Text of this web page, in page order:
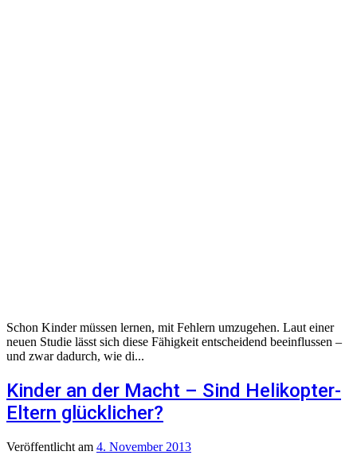
Schon Kinder müssen lernen, mit Fehlern umzugehen. Laut einer
neuen Studie lässt sich diese Fähigkeit entscheidend beeinflussen –
und zwar dadurch, wie di...
Kinder an der Macht – Sind Helikopter-
Eltern glücklicher?
Veröffentlicht am 4. November 2013